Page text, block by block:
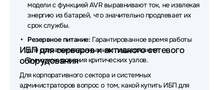
Источники бесперебойного питания (ИБП - UPS)
БАСТИОН
Источники бесперебойного питания (ИБП - UPS)
Legrand
Источники бесперебойного питания (ИБП - UPS)
SMARTWATT
модели с функцией AVR выравнивают ток, не извлекая
энергию из батарей, что значительно продлевает их
срок службы.
Резервное питание: Гарантированное время работы
для сохранения данных или поддержания
функционирования критических узлов.
ИБП для серверов и активного сетевого
оборудования
Для корпоративного сектора и системных
администраторов вопрос о том, какой купить ИБП для